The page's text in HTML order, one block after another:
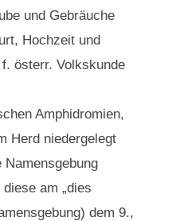
und Gebräuche
Hochzeit und
österr. Volkskunde
Amphidromien,
Herd niedergelegt
am „dies
dem 9.,